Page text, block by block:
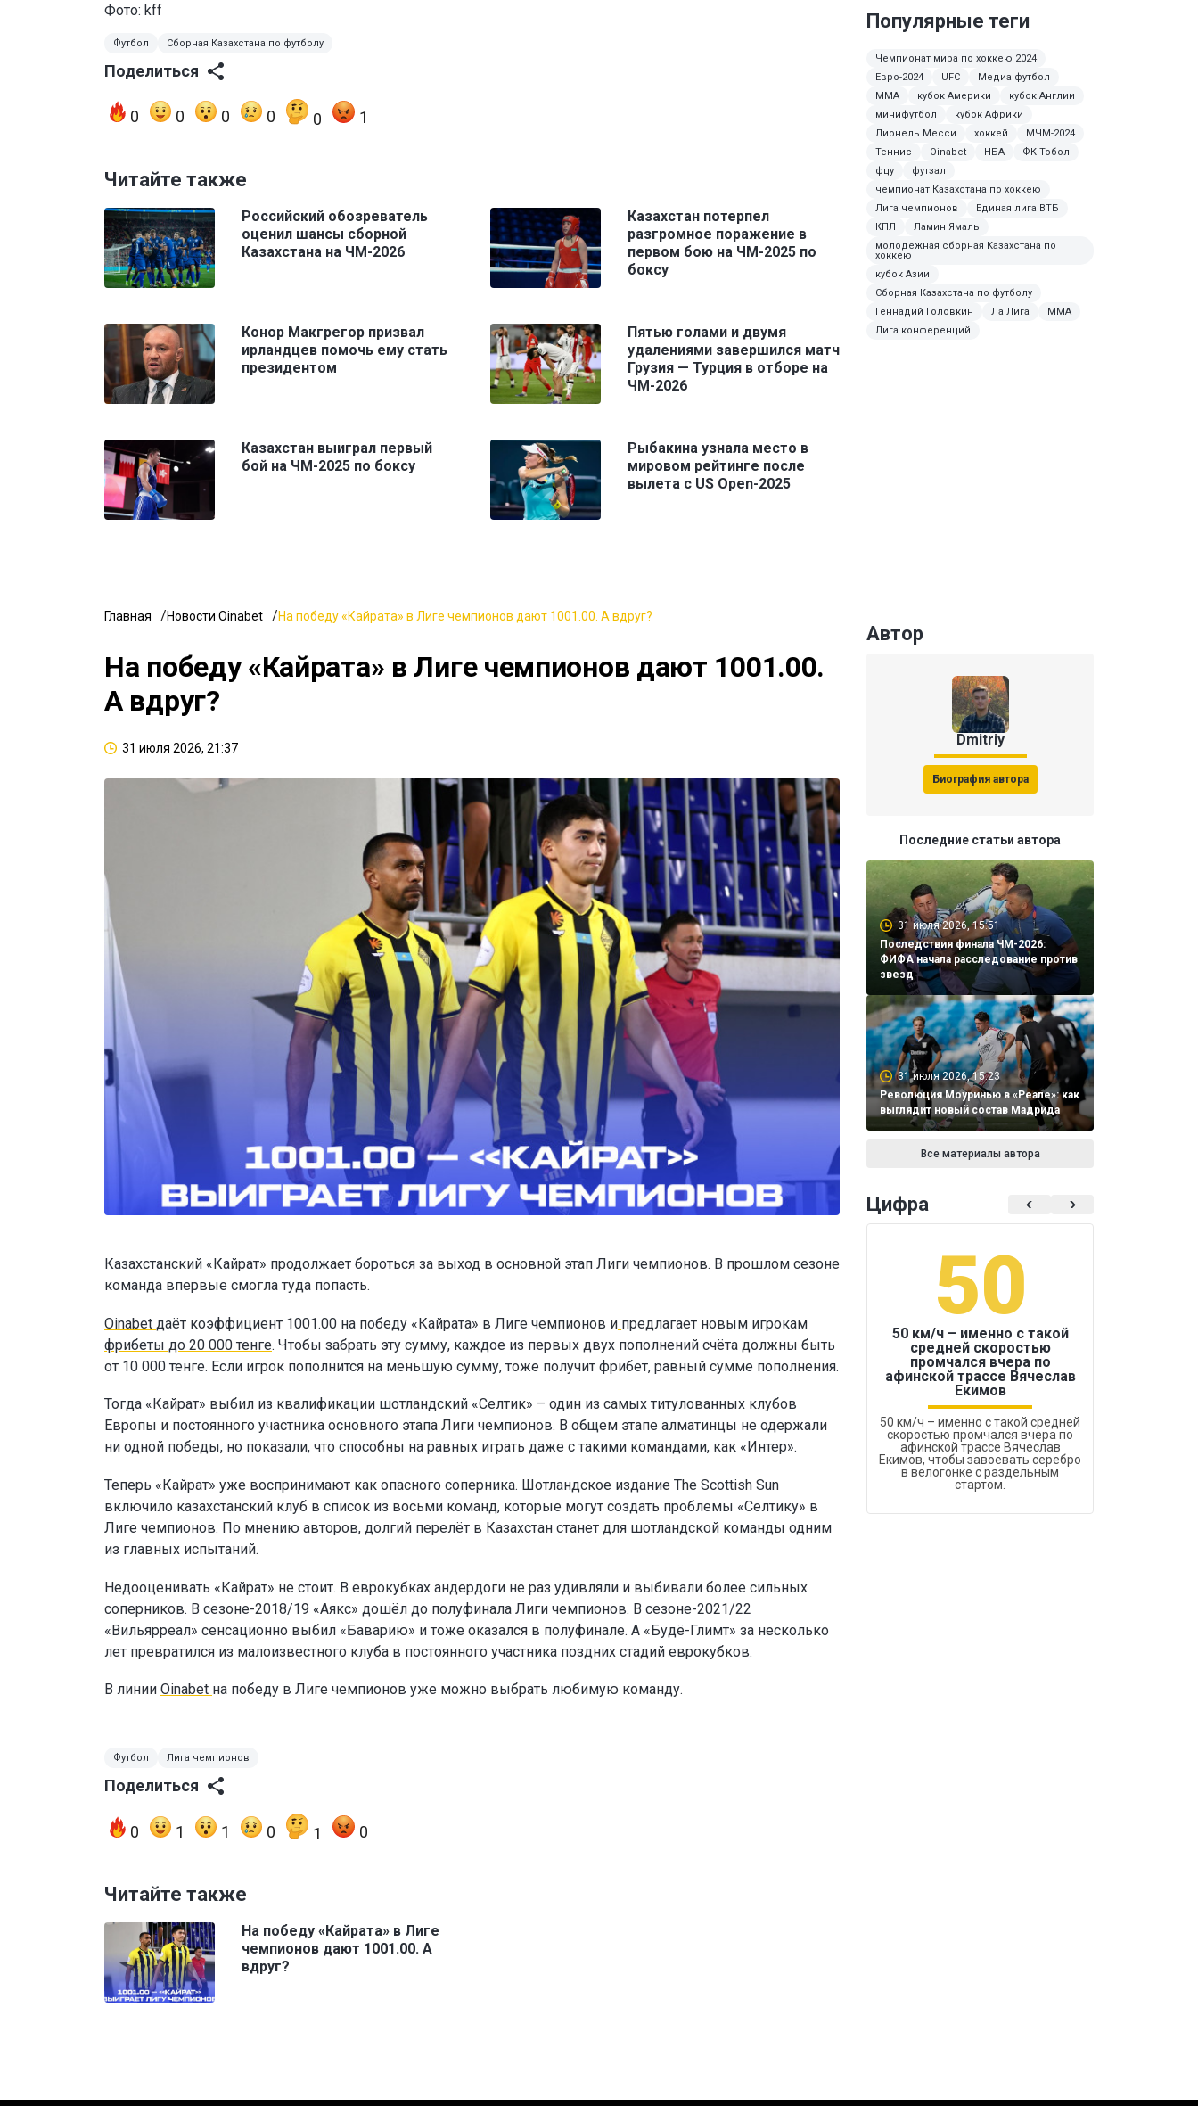
Фото: kff
Футбол Сборная Казахстана по футболу
Поделиться
0 0 0 0 0 1
Читайте также
Российский обозреватель
оценил шансы сборной
Казахстана на ЧМ-2026
Казахстан потерпел
разгромное поражение в
первом бою на ЧМ-2025 по
боксу
Конор Макгрегор призвал
ирландцев помочь ему стать
президентом
Пятью голами и двумя
удалениями завершился матч
Грузия — Турция в отборе на
ЧМ-2026
Казахстан выиграл первый
бой на ЧМ-2025 по боксу
Рыбакина узнала место в
мировом рейтинге после
вылета с US Open-2025
Популярные теги
Чемпионат мира по хоккею 2024
Евро-2024
UFC
Медиа футбол
ММА
кубок Америки
кубок Англии
минифутбол
кубок Африки
Лионель Месси
хоккей
МЧМ-2024
Теннис
Oinabet НБА
ФК Тобол
фцу
футзал
чемпионат Казахстана по хоккею
Лига чемпионов
Единая лига ВТБ
КПЛ
Ламин Ямаль
молодежная сборная Казахстана по
хоккею
кубок Азии
Сборная Казахстана по футболу
Геннадий Головкин
Ла Лига
MMA
Лига конференций
Главная Новости Oinabet На победу «Кайрата» в Лиге чемпионов дают 1001.00. А вдруг?
На победу «Кайрата» в Лиге чемпионов дают 1001.00.
А вдруг?
31 июля 2026, 21:37
Казахстанский «Кайрат» продолжает бороться за выход в основной этап Лиги чемпионов. В прошлом сезоне
команда впервые смогла туда попасть.
Oinabet даёт коэффициент 1001.00 на победу «Кайрата» в Лиге чемпионов и предлагает новым игрокам
фрибеты до 20 000 тенге. Чтобы забрать эту сумму, каждое из первых двух пополнений счёта должны быть
от 10 000 тенге. Если игрок пополнится на меньшую сумму, тоже получит фрибет, равный сумме пополнения.
Тогда «Кайрат» выбил из квалификации шотландский «Селтик» – один из самых титулованных клубов
Европы и постоянного участника основного этапа Лиги чемпионов. В общем этапе алматинцы не одержали
ни одной победы, но показали, что способны на равных играть даже с такими командами, как «Интер».
Теперь «Кайрат» уже воспринимают как опасного соперника. Шотландское издание The Scottish Sun
включило казахстанский клуб в список из восьми команд, которые могут создать проблемы «Селтику» в
Лиге чемпионов. По мнению авторов, долгий перелёт в Казахстан станет для шотландской команды одним
из главных испытаний.
Недооценивать «Кайрат» не стоит. В еврокубках андердоги не раз удивляли и выбивали более сильных
соперников. В сезоне-2018/19 «Аякс» дошёл до полуфинала Лиги чемпионов. В сезоне-2021/22
«Вильярреал» сенсационно выбил «Баварию» и тоже оказался в полуфинале. А «Будё-Глимт» за несколько
лет превратился из малоизвестного клуба в постоянного участника поздних стадий еврокубков.
В линии Oinabet на победу в Лиге чемпионов уже можно выбрать любимую команду.
Футбол Лига чемпионов
Поделиться
0 1 1 0 1 0
Читайте также
На победу «Кайрата» в Лиге
чемпионов дают 1001.00. А
вдруг?
Автор
Dmitriy
Биография автора
Последние статьи автора
31 июля 2026, 15:51
Последствия финала ЧМ-2026:
ФИФА начала расследование против
звезд
31 июля 2026, 15:23
Революция Моуринью в «Реале»: как
выглядит новый состав Мадрида
Все материалы автора
Цифра
50
50 км/ч – именно с такой
средней скоростью
промчался вчера по
афинской трассе Вячеслав
Екимов
50 км/ч – именно с такой средней
скоростью промчался вчера по
афинской трассе Вячеслав
Екимов, чтобы завоевать серебро
в велогонке с раздельным
стартом.